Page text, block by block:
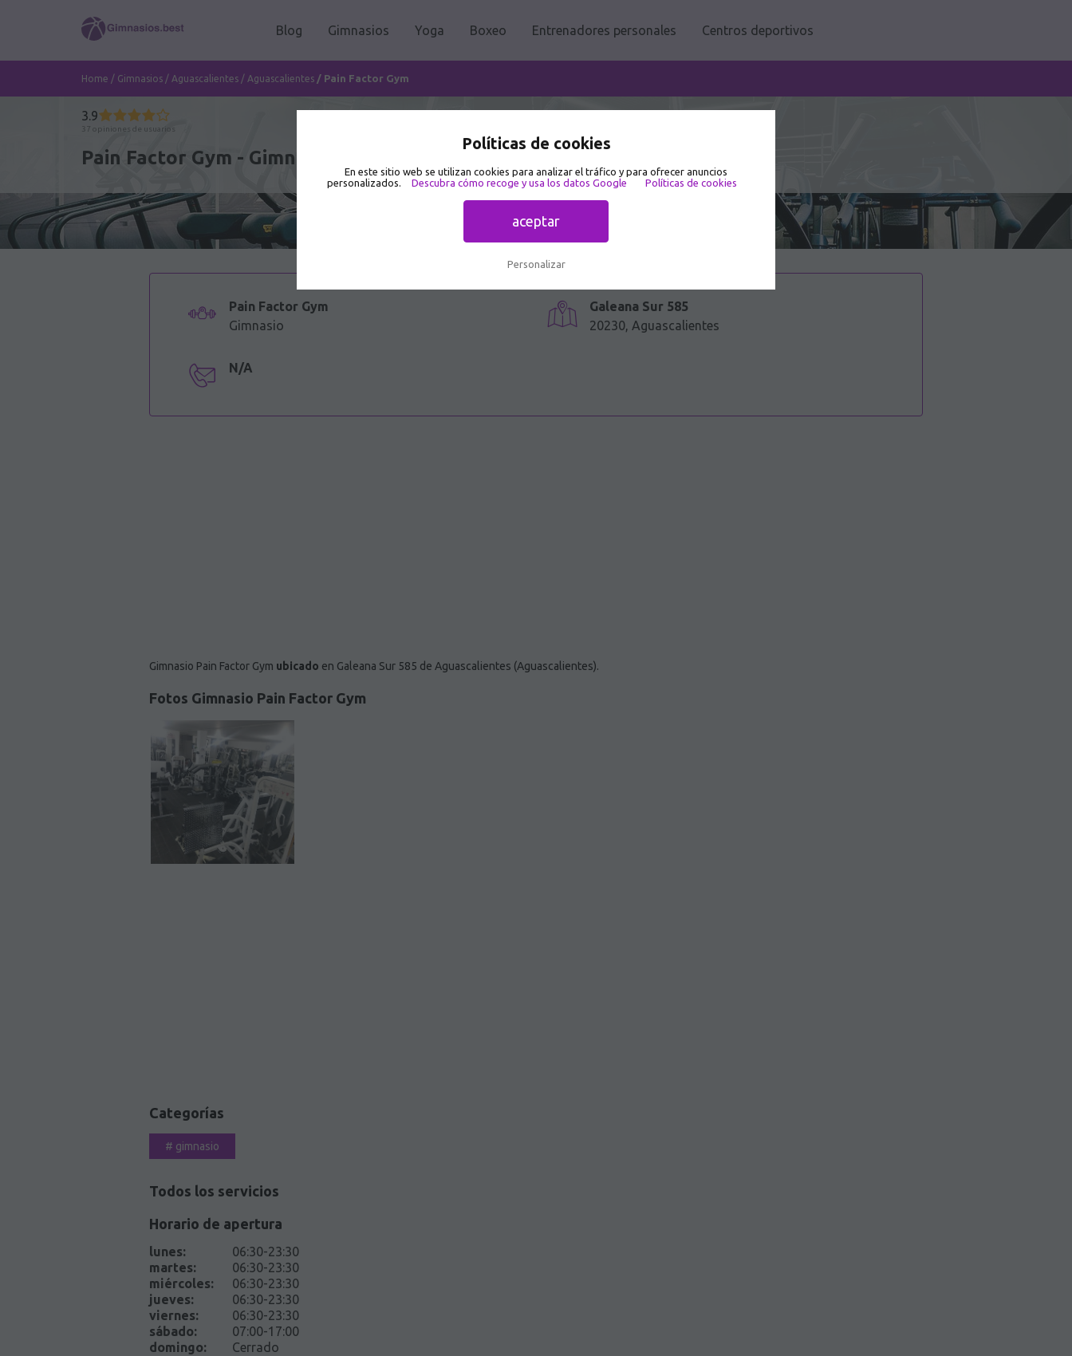
Políticas de cookies
En este sitio web se utilizan cookies para analizar el tráfico y para ofrecer anuncios
personalizados.
Descubra cómo recoge y usa los datos Google Políticas de cookies
aceptar
Personalizar
Blog Gimnasios Yoga Boxeo Entrenadores personales Centros deportivos
Home / Gimnasios / Aguascalientes / Aguascalientes / Pain Factor Gym
3.9
37 opiniones de usuarios
Pain Factor Gym - Gimnasio en Galeana Sur 585
Pain Factor Gym
Gimnasio
Galeana Sur 585
20230, Aguascalientes
N/A
Gimnasio Pain Factor Gym ubicado en Galeana Sur 585 de Aguascalientes (Aguascalientes).
Fotos Gimnasio Pain Factor Gym
Categorías
# gimnasio
Todos los servicios
Horario de apertura
lunes:
06:30-23:30
martes:
06:30-23:30
miércoles:
06:30-23:30
jueves:
06:30-23:30
viernes:
06:30-23:30
sábado:
07:00-17:00
domingo: Cerrado